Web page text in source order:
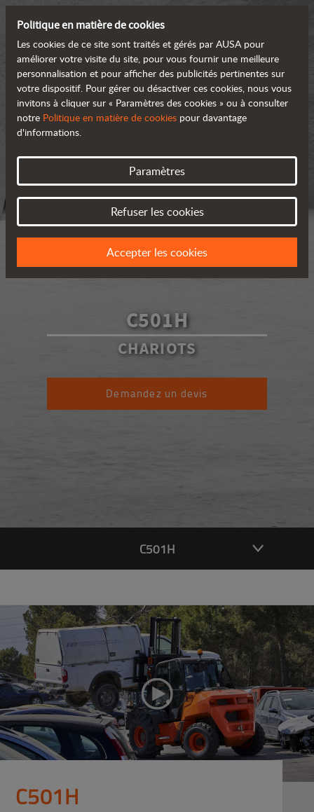
C501H
CHARIOTS
Demandez un devis
C501H
C501H
Politique en matière de cookies
Les cookies de ce site sont traités et gérés par AUSA pour
améliorer votre visite du site, pour vous fournir une meilleure
personnalisation et pour afficher des publicités pertinentes sur
votre dispositif. Pour gérer ou désactiver ces cookies, nous vous
invitons à cliquer sur « Paramètres des cookies » ou à consulter
notre Politique en matière de cookies pour davantage
d'informations.
Paramètres
Refuser les cookies
Accepter les cookies